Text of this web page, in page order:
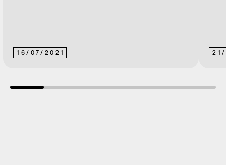
16/ 07/ 2021 21/